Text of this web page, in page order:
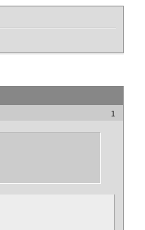
1